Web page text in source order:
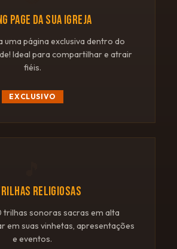
PAGE DA SUA IGREJA
uma página exclusiva dentro do
Ideal para compartilhar e atrair
fiéis.
EXCLUSIVO
RELIGIOSAS
trilhas sonoras sacras em alta
em suas vinhetas, apresentações
e eventos.